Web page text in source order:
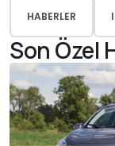
HABERLER
Son Özel